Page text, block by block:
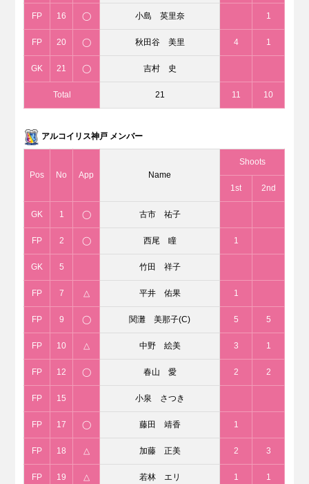
FP 16 ◯ 小島 英里奈 1
FP 20 ◯ 秋田谷 美里 4 1
GK 21 ◯ 吉村 史
Total 21 11 10
アルコイリス神戸 メンバー
Pos No App Name
Shoots
1st 2nd
GK 1 ◯ 古市 祐子
FP 2 ◯ 西尾 瞳 1
GK 5 竹田 祥子
FP 7 △ 平井 佑果 1
FP 9 ◯ 関灘 美那子(C) 5 5
FP 10 △ 中野 絵美 3 1
FP 12 ◯ 春山 愛 2 2
FP 15 小泉 さつき
FP 17 ◯ 藤田 靖香 1
FP 18 △ 加藤 正美 2 3
FP 19 △ 若林 エリ 1 1